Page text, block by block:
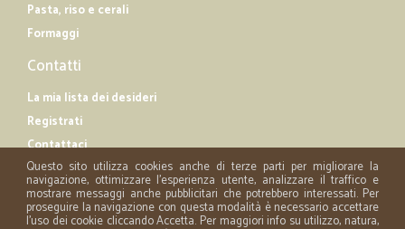
Pasta, riso e cerali
Formaggi
Contatti
La mia lista dei desideri
Registrati
Contattaci
Questo sito utilizza cookies anche di terze parti per migliorare la
navigazione, ottimizzare l'esperienza utente, analizzare il traffico e
mostrare messaggi anche pubblicitari che potrebbero interessati. Per
proseguire la navigazione con questa modalità è necessario accettare
l'uso dei cookie cliccando Accetta. Per maggiori info su utilizzo, natura,